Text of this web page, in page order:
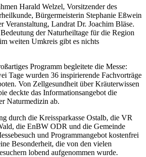
Harald Welzel, Vorsitzender des
Bürgermeisterin Stephanie Eßwein
Veranstaltung, Landrat Dr. Joachim Bläse.
der Naturheiltage für die Region
weiten Umkreis gibt es nichts
Programm begleitete die Messe:
Tage wurden 36 inspirierende Fachvorträge
Von Zellgesundheit über Kräuterwissen
deckte das Informationsangebot die
Naturmedizin ab.
durch die Kreissparkasse Ostalb, die VR
die EnBW ODR und die Gemeinde
und Programmangebot kostenfrei
Besonderheit, die von den vielen
lobend aufgenommen wurde.